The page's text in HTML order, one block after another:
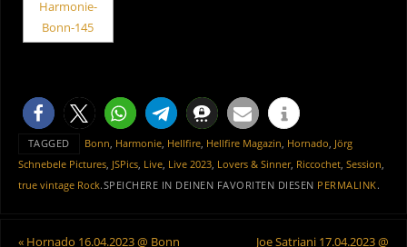
TAGGED Bonn, Harmonie, Hellfire, Hellfire Magazin, Hornado, Jörg
Schnebele Pictures, JSPics, Live, Live 2023, Lovers & Sinner, Riccochet, Session,
true vintage Rock.SPEICHERE IN DEINEN FAVORITEN DIESEN PERMALINK.
«Hornado 16.04.2023 @ Bonn
Joe Satriani 17.04.2023 @